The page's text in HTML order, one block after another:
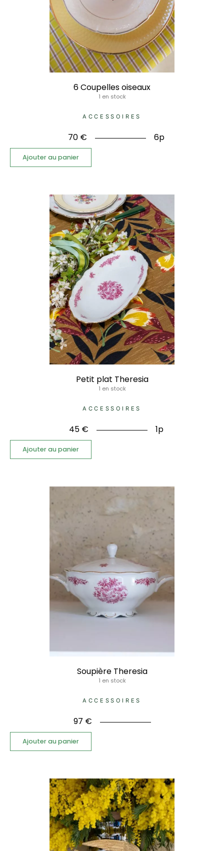
6 Coupelles oiseaux
1 en stock
ACCESSOIRES
70 € 6p
Ajouter au panier
Petit plat Theresia
1 en stock
ACCESSOIRES
45 € 1p
Ajouter au panier
Soupière Theresia
1 en stock
ACCESSOIRES
97 €
Ajouter au panier